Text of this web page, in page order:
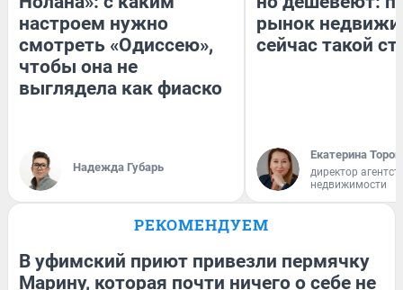
настроем нужно
смотреть «Одиссею»,
чтобы она не
выглядела как фиаско
Надежда Губарь
рынок
сейчас такой
Екатерина
директор
недвижимости
РЕКОМЕНДУЕМ
В уфимский приют привезли пермячку
Марину, которая почти ничего о себе не